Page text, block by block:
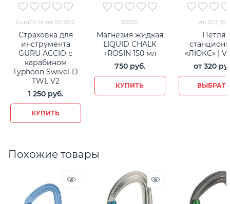
Guru05-14 set 02-13V2
Страховка для
инструмента
GURU ACCIO с
карабином
Typhoon Swivel-D
TWL V2
1 250 руб.
КУПИТЬ
311502
Магнезия жидкая
LIQUID CHALK
+ROSIN 150 мл
750 руб.
КУПИТЬ
vnt 203_100
Петля
«ЛЮКС» |
от320
Похожие товары